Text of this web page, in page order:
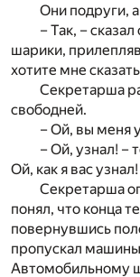
Они подруги,
– Так, –
шарики,
хотите мне
Секретарша
свободней.
– Ой, вы меня
– Ой, узнал! –
Ой, как я вас узнал!
Секретарша
понял, что конца
повернувшись
пропускал
Автомобильному